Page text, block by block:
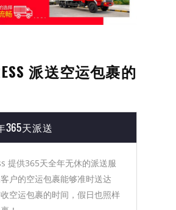
派送空运包裹的
365天派送
提供365天全年无休的派送服
户的空运包裹能够准时送达
空运包裹的时间，假日也照样